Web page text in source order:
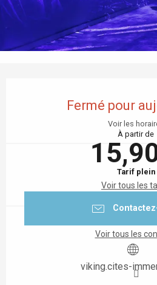
Fermé pour
Voir les
À partir de
Tarif plein
Voir tous les
Voir tous les
viking.cites-